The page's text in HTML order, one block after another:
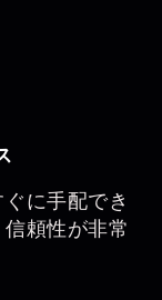
に手配でき
頼性が非常